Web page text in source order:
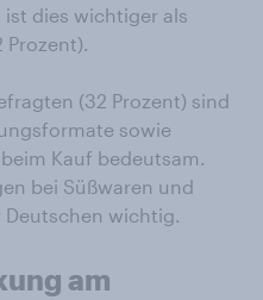
ist dies wichtiger als
Prozent).
(32 Prozent) sind
sowie
Kauf bedeutsam.
bei Süßwaren und
Deutschen wichtig.
am